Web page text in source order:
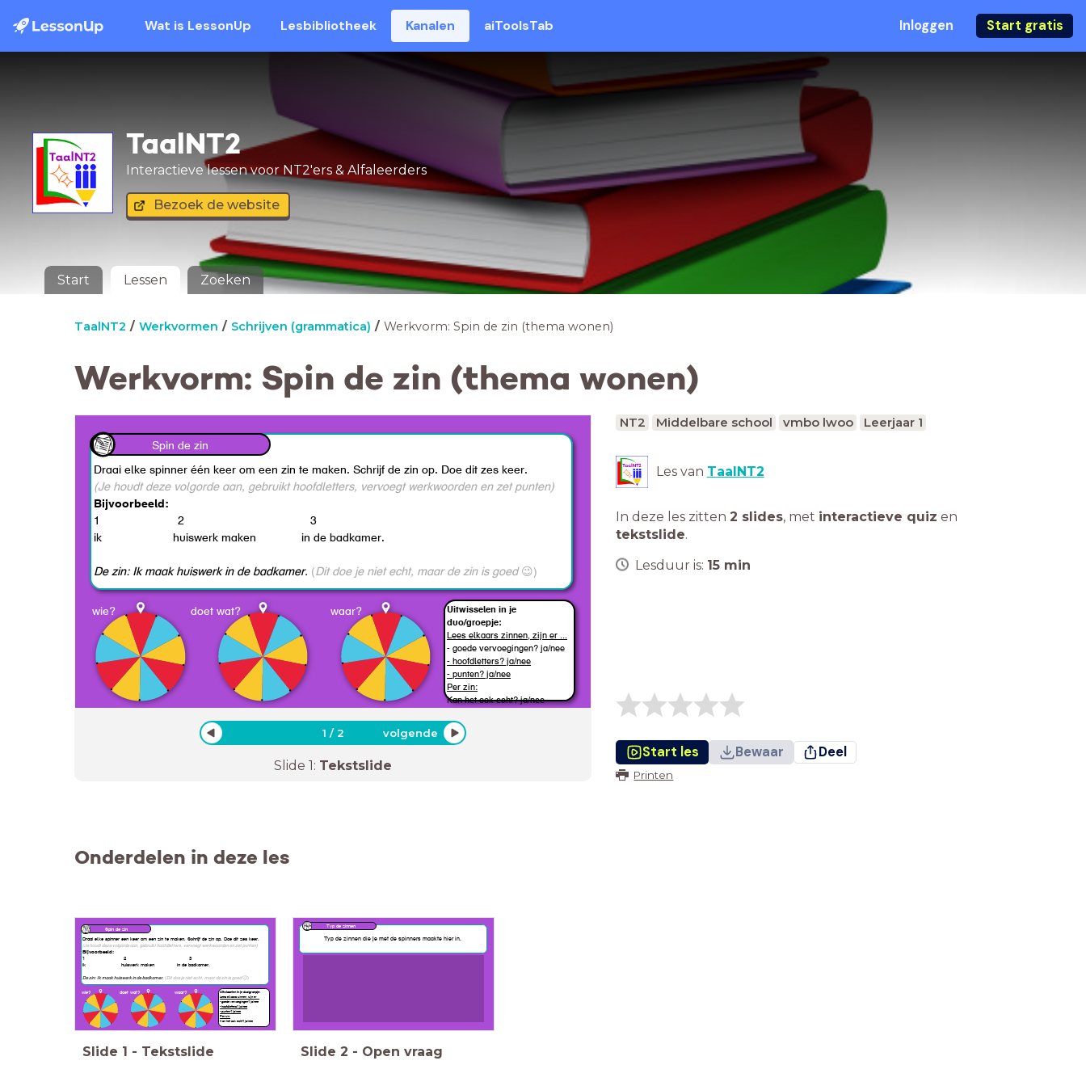
Wat is LessonUp Lesbibliotheek Kanalen aiToolsTab Inloggen Start gratis
TaalNT2
Interactieve lessen voor NT2'ers & Alfaleerders
Bezoek de website
Start Lessen Zoeken
TaalNT2 Werkvormen Schrijven (grammatica) Werkvorm: Spin de zin (thema wonen)
Werkvorm: Spin de zin (thema wonen)
Draai elke spinner één keer om een zin te maken. Schrijf de zin op. Doe dit zes keer.
(Je houdt deze volgorde aan, gebruikt hoofdletters, vervoegt werkwoorden en zet punten)
Bijvoorbeeld:
1 2 3
ik huiswerk maken in de badkamer.
De zin: Ik maak huiswerk in de badkamer. (Dit doe je niet echt, maar de zin is goed😉)
Spin de zin
wie? doet wat? waar?
Uitwisselen in je
duo/groepje:
Lees elkaars zinnen, zijn er ...
- goede vervoegingen? ja/nee
- hoofdletters? ja/nee
- punten? ja/nee
Per zin:
Kan het ook echt? ja/nee
1 /2 volgende
Slide 1: Tekstslide
NT2 Middelbare school vmbo lwoo Leerjaar 1
Les van TaalNT2
In deze les zitten 2 slides, met interactieve quiz en
tekstslide.
Lesduur is: 15 min
Start les Bewaar Deel
Printen
Onderdelen in deze les
Draai elke spinner één keer om een zin te maken. Schrijf de zin op. Doe dit zes keer.
(Je houdt deze volgorde aan, gebruikt hoofdletters, vervoegt werkwoorden en zet punten)
Bijvoorbeeld:
1 2 3
ik huiswerk maken in de badkamer.
De zin: Ik maak huiswerk in de badkamer.(Dit doe je niet echt, maar de zin is goed😉)
Spin de zin
wie? doet wat? waar?
Uitwisselen in je duo/groepje:
Lees elkaars zinnen, zijn er ...
- goede vervoegingen? ja/nee
- hoofdletters? ja/nee
- punten? ja/nee
Per zin:
Kan het ook echt? ja/nee
Slide 1 - Tekstslide
Typ de zinnen die je met de spinners maakte hier in.
Typ de zinnen
Slide 2 - Open vraag